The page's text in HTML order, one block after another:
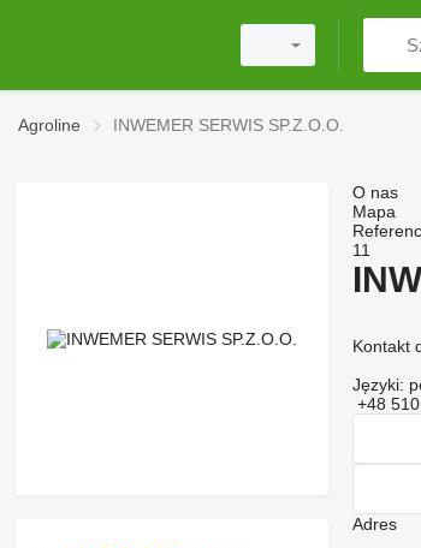
Agroline INWEMER SERWIS SP.Z.O.O.
O nas
Mapa
11
Kontakt
Języki:
+48 510
Adres